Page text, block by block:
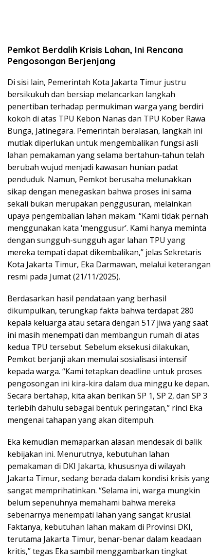
Pemkot Berdalih Krisis Lahan, Ini Rencana
Pengosongan Berjenjang
Di sisi lain, Pemerintah Kota Jakarta Timur justru
bersikukuh dan bersiap melancarkan langkah
penertiban terhadap permukiman warga yang berdiri
kokoh di atas TPU Kebon Nanas dan TPU Kober Rawa
Bunga, Jatinegara. Pemerintah beralasan, langkah ini
mutlak diperlukan untuk mengembalikan fungsi asli
lahan pemakaman yang selama bertahun-tahun telah
berubah wujud menjadi kawasan hunian padat
penduduk. Namun, Pemkot berusaha melunakkan
sikap dengan menegaskan bahwa proses ini sama
sekali bukan merupakan penggusuran, melainkan
upaya pengembalian lahan makam. “Kami tidak pernah
menggunakan kata ‘menggusur’. Kami hanya meminta
dengan sungguh-sungguh agar lahan TPU yang
mereka tempati dapat dikembalikan,” jelas Sekretaris
Kota Jakarta Timur, Eka Darmawan, melalui keterangan
resmi pada Jumat (21/11/2025).
Berdasarkan hasil pendataan yang berhasil
dikumpulkan, terungkap fakta bahwa terdapat 280
kepala keluarga atau setara dengan 517 jiwa yang saat
ini masih menempati dan membangun rumah di atas
kedua TPU tersebut. Sebelum eksekusi dilakukan,
Pemkot berjanji akan memulai sosialisasi intensif
kepada warga. “Kami tetapkan deadline untuk proses
pengosongan ini kira-kira dalam dua minggu ke depan.
Secara bertahap, kita akan berikan SP 1, SP 2, dan SP 3
terlebih dahulu sebagai bentuk peringatan,” rinci Eka
mengenai tahapan yang akan ditempuh.
Eka kemudian memaparkan alasan mendesak di balik
kebijakan ini. Menurutnya, kebutuhan lahan
pemakaman di DKI Jakarta, khususnya di wilayah
Jakarta Timur, sedang berada dalam kondisi krisis yang
sangat memprihatinkan. “Selama ini, warga mungkin
belum sepenuhnya memahami bahwa mereka
sebenarnya menempati lahan yang sangat krusial.
Faktanya, kebutuhan lahan makam di Provinsi DKI,
terutama Jakarta Timur, benar-benar dalam keadaan
kritis,” tegas Eka sambil menggambarkan tingkat